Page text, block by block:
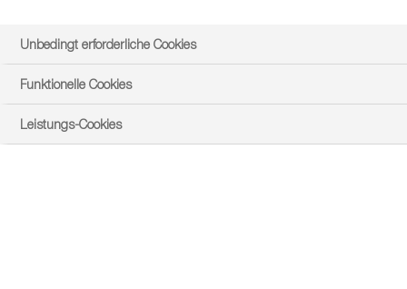
Unbedingt erforderliche Cookies
Funktionelle Cookies
Leistungs-Cookies